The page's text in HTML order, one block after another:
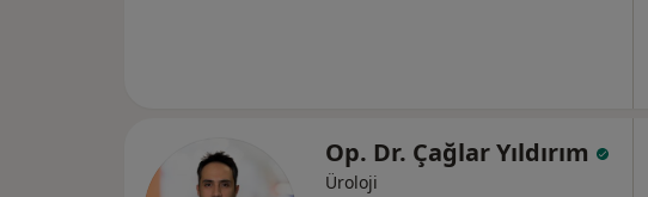
Op. Dr. Çağlar Yıldırım
Üroloji